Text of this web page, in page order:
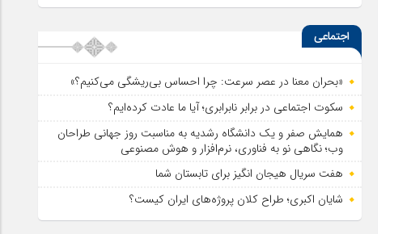
اجتماعی
«بحران معنا در عصر سرعت: چرا احساس بی‌ریشگی می‌کنیم؟»
سکوت اجتماعی در برابر نابرابری؛ آیا ما عادت کرده‌ایم؟
همایش صفر و یک دانشگاه رشدیه به مناسبت روز جهانی طراحان
وب؛ نگاهی نو به فناوری، نرم‌افزار و هوش مصنوعی
هفت سریال هیجان انگیز برای تابستان شما
شایان اکبری؛ طراح کلان پروژه‌های ایران کیست؟